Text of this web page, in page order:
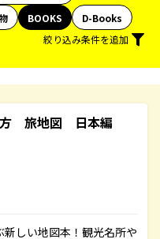
BOOKS
D-Books
絞り込み条件を追加
方 旅地図 日本編
しい地図本！観光名所や